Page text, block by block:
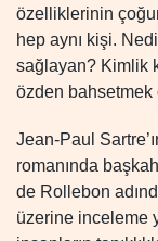
özelliklerinin
hep aynı kişi.
sağlayan? Kimlik
özden bahsetmek
Jean-Paul
romanında
de Rollebon
üzerine inceleme